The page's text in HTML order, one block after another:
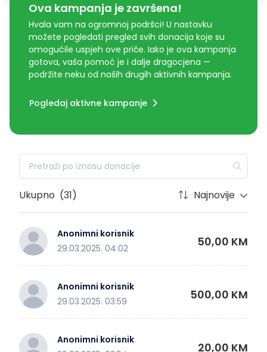
Ova kampanja je završena!
Hvala vam na ogromnoj podršci! U nastavku
možete pogledati pregled svih donacija koje su
omogućile uspjeh ove priče. Iako je ova kampanja
gotova, vaša pomoć je i dalje dragocjena —
podržite neku od naših drugih aktivnih kampanja.
Pogledaj aktivne kampanje
Ukupno (31) Najnovije
Anonimni korisnik
29.03.2025. 04:02
50,00 KM
Anonimni korisnik
29.03.2025. 03:59
500,00 KM
Anonimni korisnik
20,00 KM